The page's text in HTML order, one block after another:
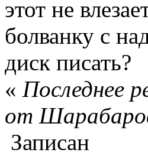
этот не
болванку с
диск писать?
« Последнее
от
Записан